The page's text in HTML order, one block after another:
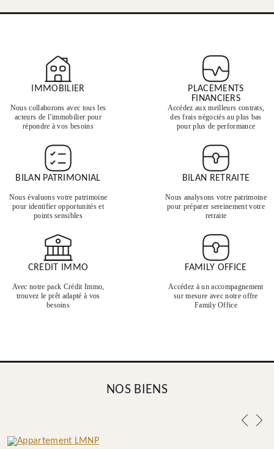
IMMOBILIER
Nous collaborons avec tous les
acteurs de l’immobilier pour
répondre à vos besoins
PLACEMENTS
FINANCIERS
Accédez aux meilleurs contrats,
des frais négociés au plus bas
pour plus de performance
BILAN PATRIMONIAL
Nous évaluons votre patrimoine
pour identifier opportunités et
points sensibles
BILAN RETRAITE
Nous analysons votre patrimoine
pour préparer sereinement votre
retraite
CRÉDIT IMMO
Avec notre pack Crédit Immo,
trouvez le prêt adapté à vos
besoins
FAMILY OFFICE
Accédez à un accompagnement
sur mesure avec notre offre
Family Office
NOS BIENS